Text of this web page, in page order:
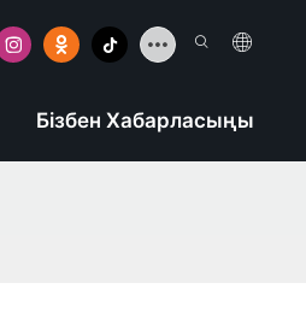
Бізбен Хабарласыңы